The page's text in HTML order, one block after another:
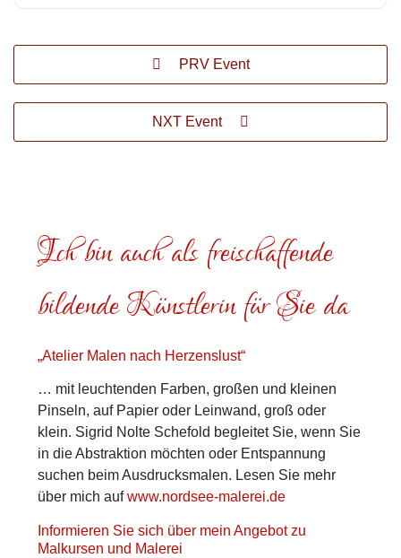
PRV Event
NXT Event
Ich bin auch als freischaffende
bildende Künstlerin für Sie da
„Atelier Malen nach Herzenslust“
… mit leuchtenden Farben, großen und kleinen
Pinseln, auf Papier oder Leinwand, groß oder
klein. Sigrid Nolte Schefold begleitet Sie, wenn Sie
in die Abstraktion möchten oder Entspannung
suchen beim Ausdrucksmalen. Lesen Sie mehr
über mich aufwww.nordsee-malerei.de
Informieren Sie sich über mein Angebot zu
Malkursen und Malerei